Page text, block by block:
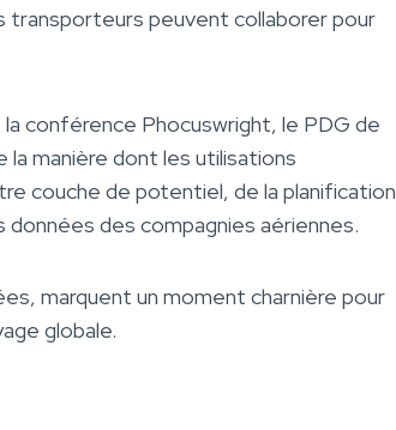
transporteurs peuvent collaborer pour
la conférence Phocuswright, le PDG de
la manière dont les utilisations
couche de potentiel, de la planification
des compagnies aériennes.
marquent un moment charnière pour
globale.